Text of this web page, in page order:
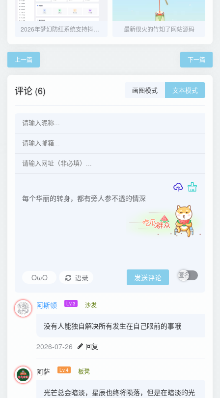
最新很火的竹知了网站源码
上一篇 下一篇
评论 (6) 画图模式 文本模式
OωO 语录 发送评论
阿斯顿 Lv.3 沙发
没有人能独自解决所有发生在自己眼前的事哦
2026-07-26 回复
阿萨 Lv.4 板凳
光芒总会暗淡，星辰也终将陨落，但是在暗淡的光